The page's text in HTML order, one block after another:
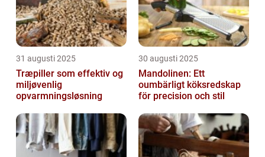
31 augusti 2025
Træpiller som effektiv og
miljøvenlig
opvarmningsløsning
30 augusti 2025
Mandolinen: Ett
oumbärligt köksredskap
för precision och stil